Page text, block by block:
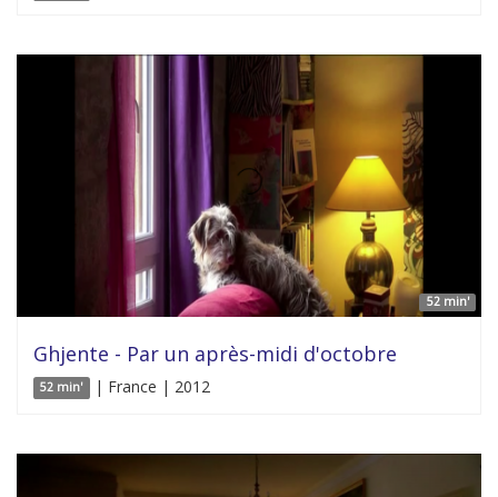
52 min'
Ghjente - Par un après-midi d'octobre
52 min' | France | 2012